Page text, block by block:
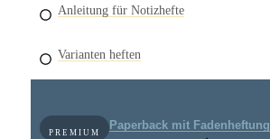
Anleitung für Notizhefte
Varianten heften
PREMIUM
Paperback mit Fadenheftung